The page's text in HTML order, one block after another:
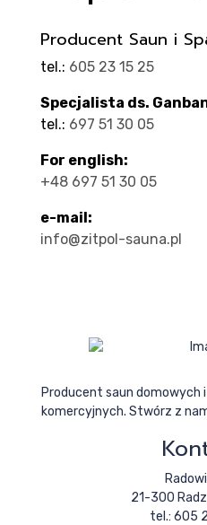
Producent Saun i
tel.: 605 23 15 25
Specjalista ds.
tel.: 697 51 30 05
For english:
+48 697 51 30 05
e-mail:
info@zitpol-sauna.pl
Producent saun domowych
komercyjnych. Stwórz z
21-300
tel.: 605